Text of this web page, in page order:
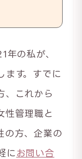
年の私が、
ます。すでに
、これから
性管理職と
の方、企業の
に お問い合